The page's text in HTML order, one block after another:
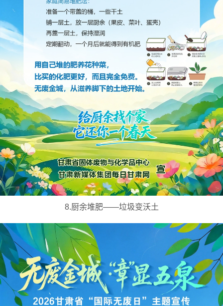
8.厨余堆肥——垃圾变沃土